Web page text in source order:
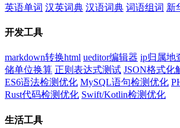
英语单词 汉英词典 汉语词典 词语组词 新
开发工具
markdown转换html ueditor编辑器 ip归属地
储单位换算 正则表达式测试 JSON格式化
ES6语法检测优化 MySQL语句检测优化
Rust代码检测优化 Swift/Kotlin检测优化
生活工具